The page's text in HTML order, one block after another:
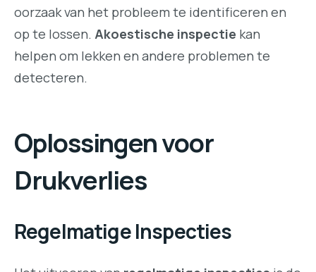
oorzaak van het probleem te identificeren en
op te lossen. Akoestische inspectie kan
helpen om lekken en andere problemen te
detecteren.
Oplossingen voor
Drukverlies
Regelmatige Inspecties